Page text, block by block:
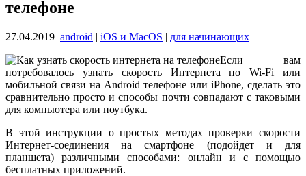
телефоне
27.04.2019 android | iOS и MacOS | для начинающих
Если вам
потребовалось узнать скорость Интернета по Wi-Fi или
мобильной связи на Android телефоне или iPhone, сделать это
сравнительно просто и способы почти совпадают с таковыми
для компьютера или ноутбука.
В этой инструкции о простых методах проверки скорости
Интернет-соединения на смартфоне (подойдет и для
планшета) различными способами: онлайн и с помощью
бесплатных приложений.